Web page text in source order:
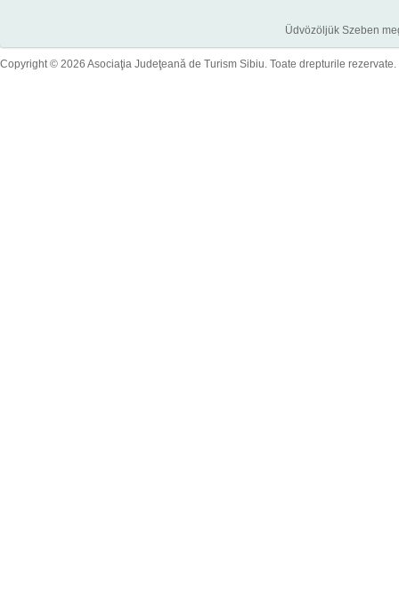
Üdvözöljük Szeben
Copyright © 2026 Asociaţia Judeţeană de Turism Sibiu. Toate drepturile rezervate.